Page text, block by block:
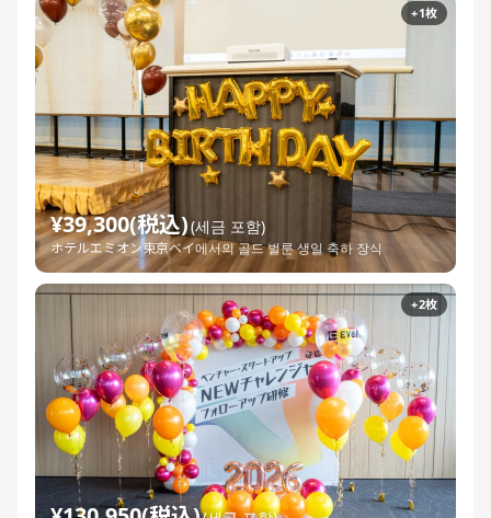
+1枚
¥39,300(税込)(세금 포함)
ホテルエミオン東京ベイ에서의 골드 벌룬 생일 축하 장식
+2枚